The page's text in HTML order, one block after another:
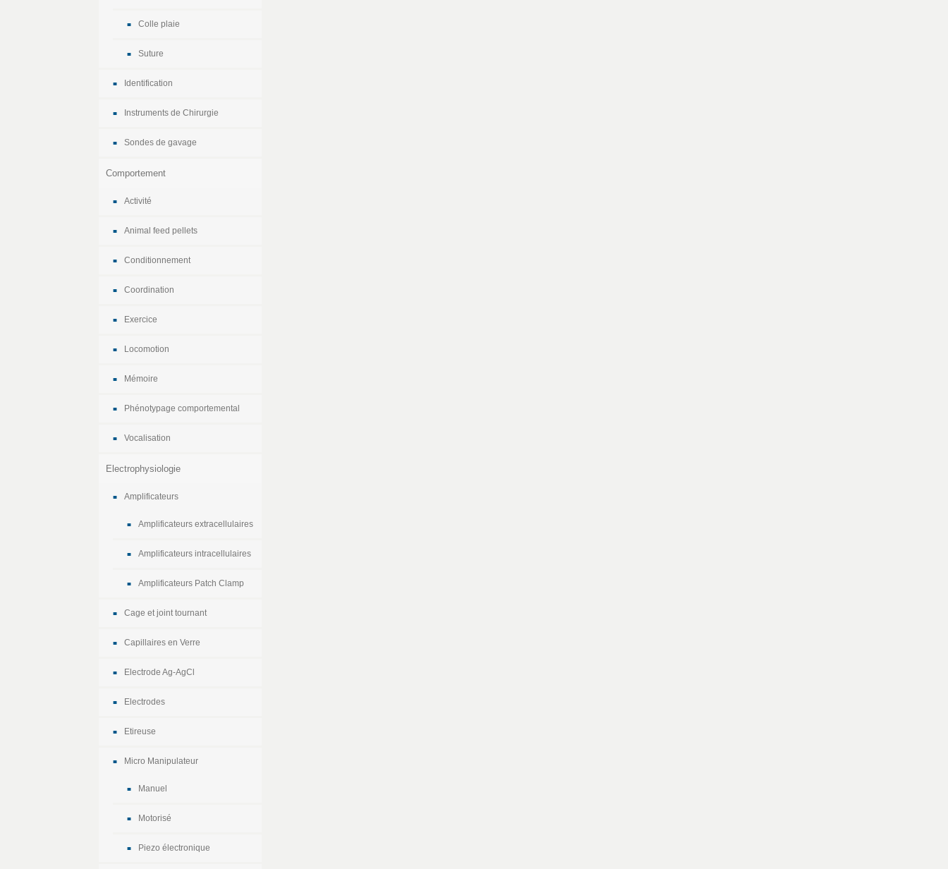
Colle plaie
Suture
Identification
Instruments de Chirurgie
Sondes de gavage
Comportement
Activité
Animal feed pellets
Conditionnement
Coordination
Exercice
Locomotion
Mémoire
Phénotypage comportemental
Vocalisation
Electrophysiologie
Amplificateurs
Amplificateurs extracellulaires
Amplificateurs intracellulaires
Amplificateurs Patch Clamp
Cage et joint tournant
Capillaires en Verre
Electrode Ag-AgCl
Electrodes
Etireuse
Micro Manipulateur
Manuel
Motorisé
Piezo électronique